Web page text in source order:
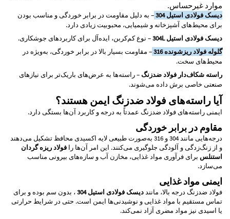
موارد غیرحساس.
دیسک فولادی استیل 304
– به دلیل مقاومت در برابر خوردگی و مناسب بودن
برای محیط‌های آشپزخانه و شیمیایی، محبوبیت زیادی دارد.
دیسک فولادی استیل 304L
– نوع کم‌کربن، ایده‌آل برای کاربردهای جوشکاری.
گلوله فولاد ریزشونده 316
– مقاومت بسیار بالا در برابر خوردگی، به‌ویژه در
محیط‌های سخت.
راسته شکاف‌دار فولاد ضدزنگ– راسته‌ها به عرض‌های باریک‌تر برای نیازهای
صنعتی خاصی برش داده می‌شوند.
آیا راسته‌های فولاد ضدزنگ ایمن هستند؟
ایمنی راسته‌های فولاد ضدزنگ عمدتاً به درجه و کاربرد آن‌ها بستگی دارد.
مقاوم در برابر خوردگی
درجه‌هایی مانند 304 و 316 به‌صورت طبیعی لایه اکسیدی محافظ تشکیل می‌دهند
و از زنگ‌زدگی و آلودگی جلوگیری می‌کنند. این امر آن‌ها را فولاد ریزه گردان
استنلس برای فرآوری مواد غذایی، مخازن آب و سازه‌های بیرونی مناسب
می‌سازد.
ایمنی مواد غذایی
فولاد ضدزنگ درجه بالا، ماننددیسک فولادی استیل 304
، بدون سم بوده و برای
تماس مستقیم با مواد غذایی و نوشیدنی‌ها ایمن است. حتی در شرایط حرارتی
یا اسیدی نیز مواد مضری آزاد نمی‌کند.